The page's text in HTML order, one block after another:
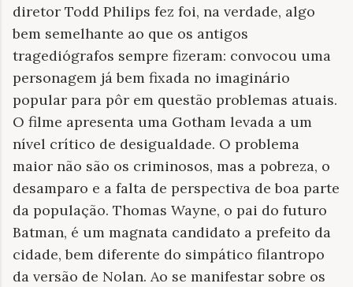
diretor Todd Philips fez foi, na verdade, algo
bem semelhante ao que os antigos
tragediógrafos sempre fizeram: convocou uma
personagem já bem fixada no imaginário
popular para pôr em questão problemas atuais.
O filme apresenta uma Gotham levada a um
nível crítico de desigualdade. O problema
maior não são os criminosos, mas a pobreza, o
desamparo e a falta de perspectiva de boa parte
da população. Thomas Wayne, o pai do futuro
Batman, é um magnata candidato a prefeito da
cidade, bem diferente do simpático filantropo
da versão de Nolan. Ao se manifestar sobre os